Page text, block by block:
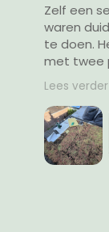
In mijn
ik helemaal vergeten om foto's van het
hele
uitstap
van
de
Het
Lees